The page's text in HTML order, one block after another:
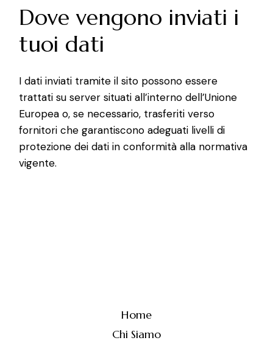
Dove vengono inviati i
tuoi dati
I dati inviati tramite il sito possono essere
trattati su server situati all’interno dell’Unione
Europea o, se necessario, trasferiti verso
fornitori che garantiscono adeguati livelli di
protezione dei dati in conformità alla normativa
vigente.
Home
Chi Siamo